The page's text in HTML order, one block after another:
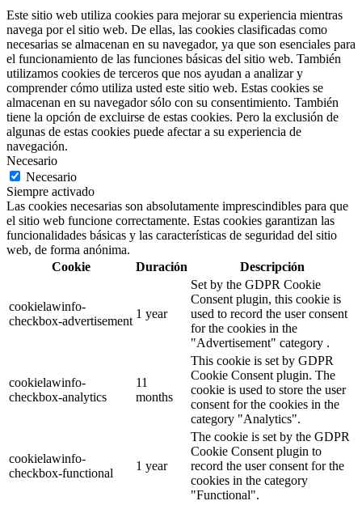
Este sitio web utiliza cookies para mejorar su experiencia mientras
navega por el sitio web. De ellas, las cookies clasificadas como
necesarias se almacenan en su navegador, ya que son esenciales para
el funcionamiento de las funciones básicas del sitio web. También
utilizamos cookies de terceros que nos ayudan a analizar y
comprender cómo utiliza usted este sitio web. Estas cookies se
almacenan en su navegador sólo con su consentimiento. También
tiene la opción de excluirse de estas cookies. Pero la exclusión de
algunas de estas cookies puede afectar a su experiencia de
navegación.
Necesario
Necesario
Siempre activado
Las cookies necesarias son absolutamente imprescindibles para que
el sitio web funcione correctamente. Estas cookies garantizan las
funcionalidades básicas y las características de seguridad del sitio
web, de forma anónima.
Cookie
Duración Descripción
cookielawinfo-
checkbox-advertisement
1 year
Set by the GDPR Cookie
Consent plugin, this cookie is
used to record the user consent
for the cookies in the
"Advertisement" category .
cookielawinfo-
checkbox-analytics
11
months
This cookie is set by GDPR
Cookie Consent plugin. The
cookie is used to store the user
consent for the cookies in the
category "Analytics".
cookielawinfo-
checkbox-functional
1 year
The cookie is set by the GDPR
Cookie Consent plugin to
record the user consent for the
cookies in the category
"Functional".